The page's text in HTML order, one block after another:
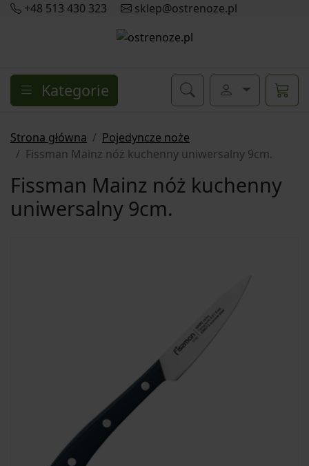
+48 513 430 323 sklep@ostrenoze.pl
Kategorie
Strona główna
Pojedyncze noże
Fissman Mainz nóż kuchenny uniwersalny 9cm.
Fissman Mainz nóż kuchenny
uniwersalny 9cm.